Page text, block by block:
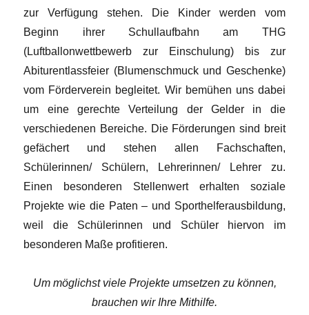
zur Verfügung stehen. Die Kinder werden vom
Beginn ihrer Schullaufbahn am THG
(Luftballonwettbewerb zur Einschulung) bis zur
Abiturentlassfeier (Blumenschmuck und Geschenke)
vom Förderverein begleitet. Wir bemühen uns dabei
um eine gerechte Verteilung der Gelder in die
verschiedenen Bereiche. Die Förderungen sind breit
gefächert und stehen allen Fachschaften,
Schülerinnen/ Schülern, Lehrerinnen/ Lehrer zu.
Einen besonderen Stellenwert erhalten soziale
Projekte wie die Paten – und Sporthelferausbildung,
weil die Schülerinnen und Schüler hiervon im
besonderen Maße profitieren.
Um möglichst viele Projekte umsetzen zu können,
brauchen wir Ihre Mithilfe.